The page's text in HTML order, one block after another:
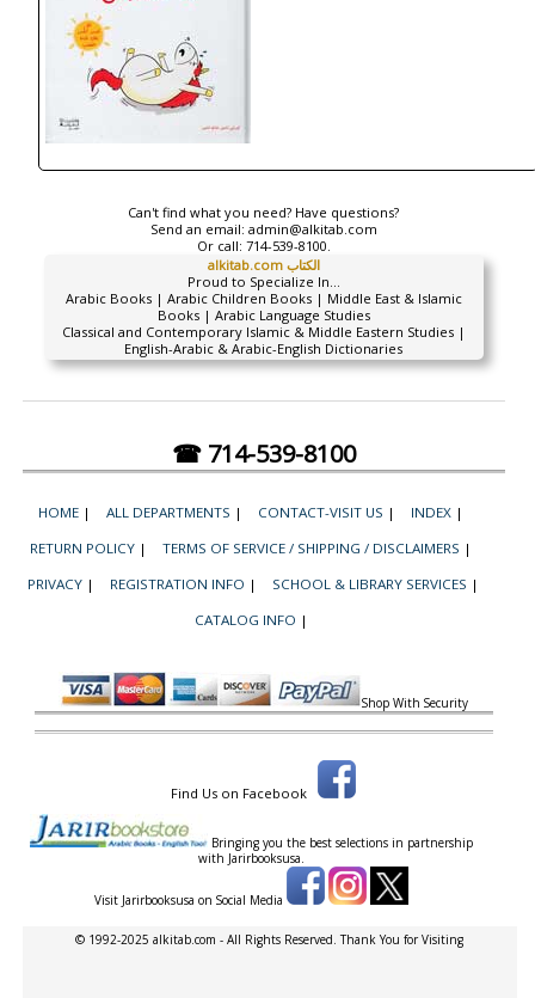
Can't find what you need? Have questions?
Send an email: admin@alkitab.com
Or call: 714-539-8100.
alkitab.com الكتاب
Proud to Specialize In...
Arabic Books | Arabic Children Books | Middle East & Islamic
Books | Arabic Language Studies
Classical and Contemporary Islamic & Middle Eastern Studies |
English-Arabic & Arabic-English Dictionaries
☎ 714-539-8100
HOME | ALL DEPARTMENTS | CONTACT-VISIT US | INDEX |
RETURN POLICY | TERMS OF SERVICE / SHIPPING / DISCLAIMERS |
PRIVACY | REGISTRATION INFO | SCHOOL & LIBRARY SERVICES |
CATALOG INFO |
Shop With Security
Find Us on Facebook
Bringing you the best selections in partnership
with Jarirbooksusa.
Visit Jarirbooksusa on Social Media
© 1992-2025 alkitab.com - All Rights Reserved. Thank You for Visiting